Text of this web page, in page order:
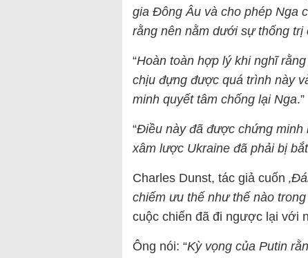
gia Đông Âu và cho phép Nga
rằng nên nằm dưới sự thống trị
“Hoàn toàn hợp lý khi nghĩ
chịu đựng được quá trình này
minh quyết tâm chống lại Nga.”
“Điều này đã được chứng
xâm lược Ukraine đã phải bị
Charles Dunst, tác giả cuốn
chiếm ưu thế như thế nào
cuộc chiến đã đi ngược lại với
Ông nói: “Kỳ vọng của Putin